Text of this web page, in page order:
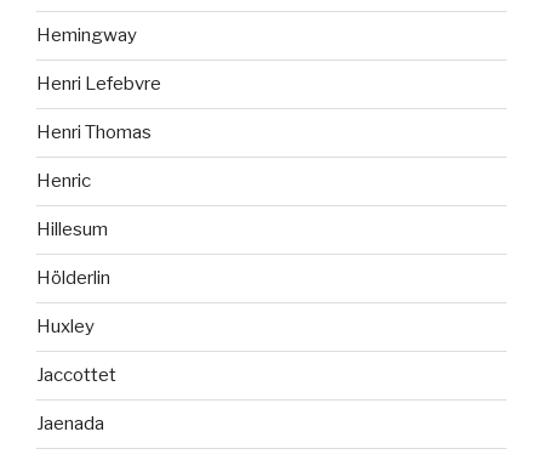
Hemingway
Henri Lefebvre
Henri Thomas
Henric
Hillesum
Hölderlin
Huxley
Jaccottet
Jaenada